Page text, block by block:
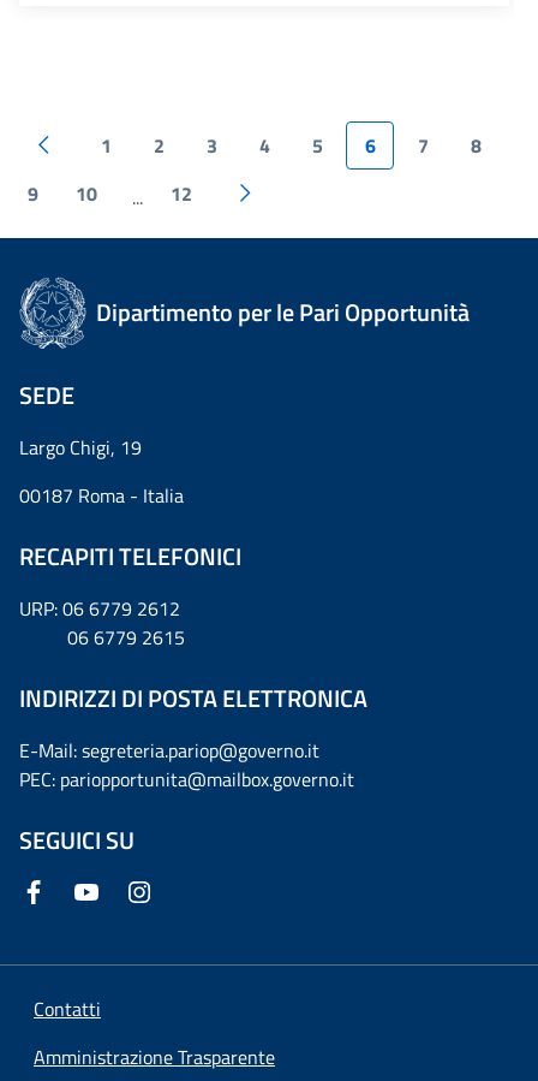
1 2 3 4 5 6 7
8
9
10 ... 12
Dipartimento per le Pari Opportunità
SEDE
Largo Chigi, 19
00187 Roma - Italia
RECAPITI TELEFONICI
URP: 06 6779 2612
06 6779 2615
INDIRIZZI DI POSTA ELETTRONICA
E-Mail: segreteria.pariop@governo.it
PEC: pariopportunita@mailbox.governo.it
SEGUICI SU
Contatti
Amministrazione Trasparente